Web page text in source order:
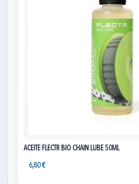
ACEITE FLECTR BIO CHAIN LUBE 50ML
6,80 €